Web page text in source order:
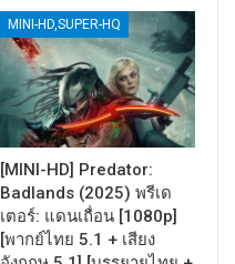
MINI-HD,SUPER-HQ
[MINI-HD] Predator:
Badlands (2025) พรีเด
เตอร์: แดนเถื่อน [1080p]
[พากย์ไทย 5.1 + เสียง